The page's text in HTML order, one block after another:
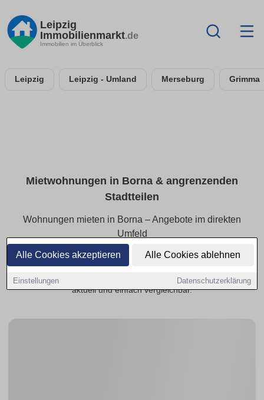
Alle Cookies akzeptieren Alle Cookies ablehnen
Einstellungen Datenschutzerklärung
Leipzig
Immobilienmarkt.de
Immobilien im Überblick
Leipzig Leipzig - Umland Merseburg Grimma
Mietwohnungen in Borna & angrenzenden
Stadtteilen
Wohnungen mieten in Borna – Angebote im direkten
Umfeld
Finden Sie Mietwohnungen in Borna und den angrenzenden
Stadtteilen. Mit wenigen Klicks entdecken Sie passende
Wohnungsangebote ganz in Ihrer Nähe – übersichtlich,
aktuell und einfach vergleichbar.